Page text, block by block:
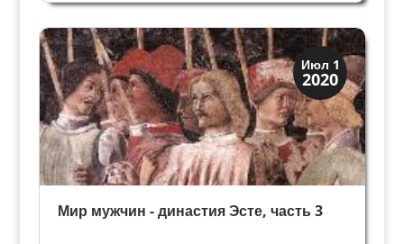
архитектуре и в украшениях зданий – новшества
при постройке дворцов правителей разных...
Июл 1
2020
Династии
Мантуя и Феррара
Мир мужчин - династия Эсте, часть 3